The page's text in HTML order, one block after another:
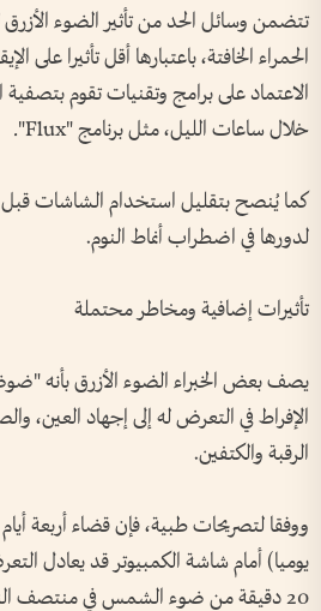
تتضمن وسائل الحد من تأثير الضوء الأزرق
الحمراء الخافتة، باعتبارها أقل تأثيرا على
الاعتماد على برامج وتقنيات تقوم
خلال ساعات الليل، مثل برنامج "Flux".
كما يُنصح بتقليل استخدام الشاشات قبل
لدورها في اضطراب أنماط النوم.
تأثيرات إضافية ومخاطر محتملة
يصف بعض الخبراء الضوء الأزرق بأنه
الإفراط في التعرض له إلى إجهاد العين،
الرقبة والكتفين.
يوميا) أمام شاشة الكمبيوتر قد يعادل
20 دقيقة من ضوء الشمس في منتصف النهار.